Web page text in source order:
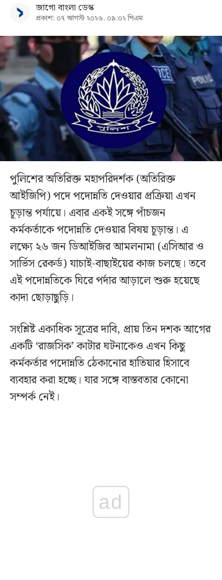
জাগো বাংলা ডেস্ক
প্রকাশ: ০৭ আগস্ট ২০২৬, ০৯:০২ পিএম
পুলিশের অতিরিক্ত মহাপরিদর্শক (অতিরিক্ত
আইজিপি) পদে পদোন্নতি দেওয়ার প্রক্রিয়া এখন
চূড়ান্ত পর্যায়ে। এবার একই সঙ্গে পাঁচজন
কর্মকর্তাকে পদোন্নতি দেওয়ার বিষয় চূড়ান্ত। এ
লক্ষ্যে ২৬ জন ডিআইজির আমলনামা (এসিআর ও
সার্ভিস রেকর্ড) যাচাই-বাছাইয়ের কাজ চলছে। তবে
এই পদোন্নতিকে ঘিরে পর্দার আড়ালে শুরু হয়েছে
কাদা ছোড়াছুড়ি।
সংশ্লিষ্ট একাধিক সূত্রের দাবি, প্রায় তিন দশক আগের
একটি ‘রাজসিক’ কাটার ঘটনাকেও এখন কিছু
কর্মকর্তার পদোন্নতি ঠেকানোর হাতিয়ার হিসাবে
ব্যবহার করা হচ্ছে। যার সঙ্গে বাস্তবতার কোনো
সম্পর্ক নেই।
ad